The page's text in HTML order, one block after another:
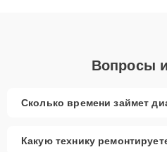
Вопросы
Сколько времени займет
Какую технику